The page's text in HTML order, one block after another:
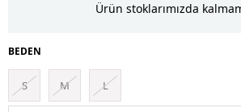
Ürün stoklarımızda
BEDEN
S M L